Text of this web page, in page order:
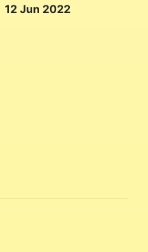
12 Jun 2022